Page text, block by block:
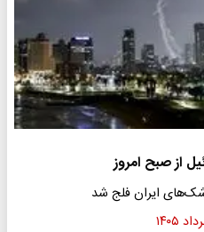
از صبح امروز
ایران فلج شد